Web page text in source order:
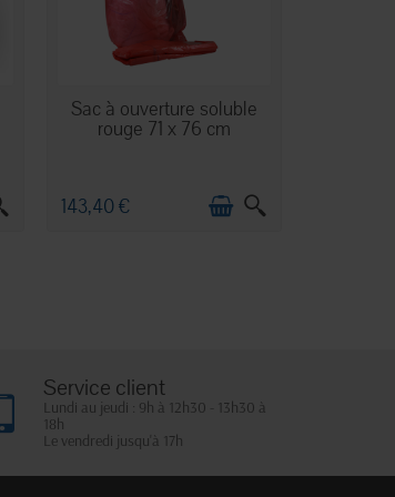
EN STOCK
Sac à ouverture soluble
rouge 71 x 76 cm
143,40 €
Service client
Lundi au jeudi : 9h à 12h30 - 13h30 à
18h
Le vendredi jusqu'à 17h